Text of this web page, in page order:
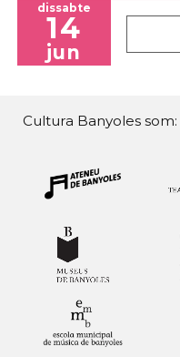
dissabte
14
jun
Cultura Banyoles som: